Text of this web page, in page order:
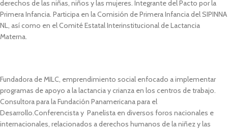
derechos de las niñas, niños y las mujeres. Integrante del Pacto por la
Primera Infancia. Participa en la Comisión de Primera Infancia del SIPINNA
NL, así como en el Comité Estatal Interinstitucional de Lactancia
Materna.
Fundadora de MILC, emprendimiento social enfocado a implementar
programas de apoyo a la lactancia y crianza en los centros de trabajo.
Consultora para la Fundación Panamericana para el
Desarrollo.Conferencista y Panelista en diversos foros nacionales e
internacionales, relacionados a derechos humanos de la niñez y las